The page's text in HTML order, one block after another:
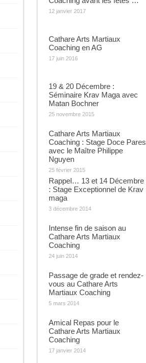
12 janvier 2017
Cathare Arts Martiaux
Coaching en AG
17 juin 2016
19 & 20 Décembre :
Séminaire Krav Maga avec
Matan Bochner
25 novembre 2015
Cathare Arts Martiaux
Coaching : Stage Doce Pares
avec le Maître Philippe
Nguyen
25 février 2015
Rappel… 13 et 14 Décembre
: Stage Exceptionnel de Krav
maga
3 décembre 2014
Intense fin de saison au
Cathare Arts Martiaux
Coaching
24 juin 2014
Passage de grade et rendez-
vous au Cathare Arts
Martiaux Coaching
5 mars 2014
Amical Repas pour le
Cathare Arts Martiaux
Coaching
17 janvier 2014